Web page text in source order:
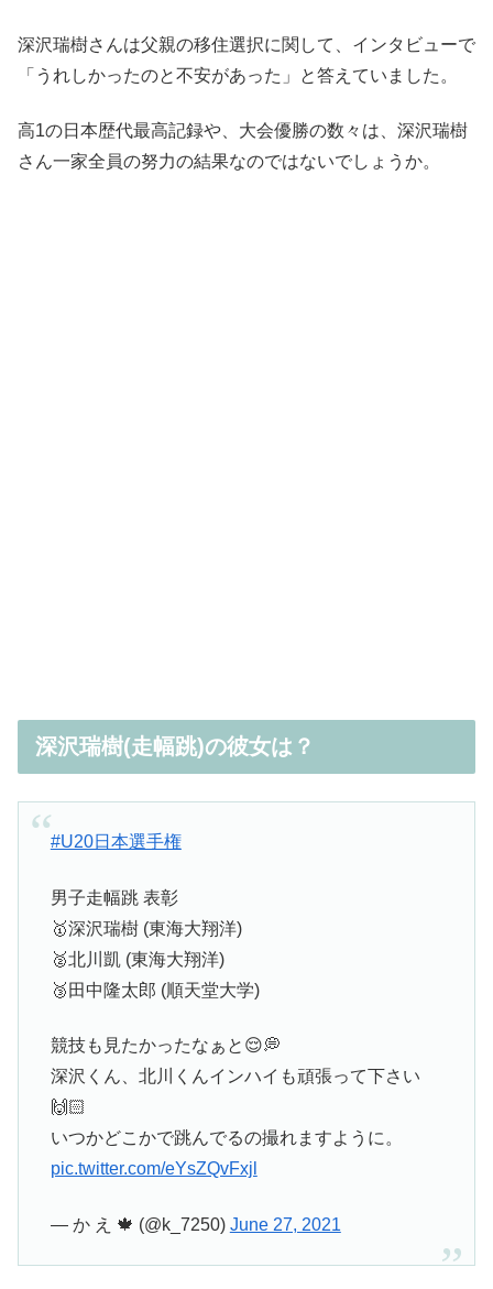
深沢瑞樹さんは父親の移住選択に関して、インタビューで
「うれしかったのと不安があった」と答えていました。
高1の日本歴代最高記録や、大会優勝の数々は、深沢瑞樹
さん一家全員の努力の結果なのではないでしょうか。
深沢瑞樹(走幅跳)の彼女は？
#U20日本選手権
男子走幅跳 表彰
🥇深沢瑞樹 (東海大翔洋)
🥈北川凱 (東海大翔洋)
🥉田中隆太郎 (順天堂大学)
競技も見たかったなぁと😌💭
深沢くん、北川くんインハイも頑張って下さい
🙌🏻
いつかどこかで跳んでるの撮れますように。
pic.twitter.com/eYsZQvFxjl
— か え 🍁 (@k_7250) June 27, 2021